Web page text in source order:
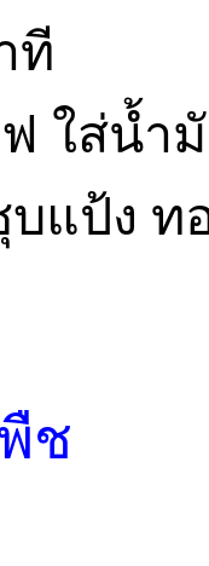
ที
ใส่น้ำ
บแป้ง ท
ช